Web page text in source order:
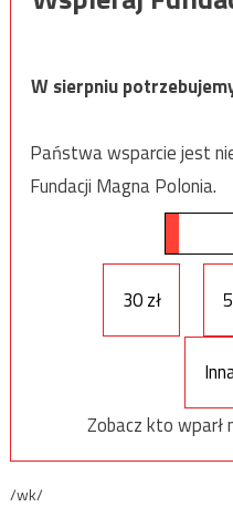
W sierpniu
Państwa wsparcie jest
Fundacji Magna Polonia.
30 zł
Zobacz kto wparł
/wk/